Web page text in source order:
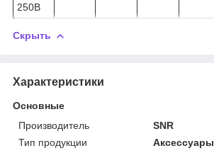
250B
Скрыть
Характеристики
Основные
Производитель
SNR
Тип продукции
Аксессуары